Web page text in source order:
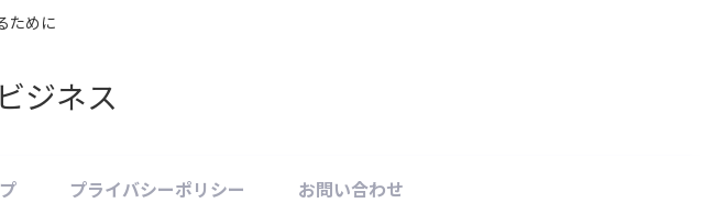
ために
ジネス
プライバシーポリシー お問い合わせ